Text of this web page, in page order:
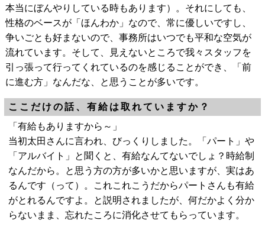
本当にぼんやりしている時もあります）。それにしても、
性格のベースが「ほんわか」なので、常に優しいですし、
争いごとも好まないので、事務所はいつでも平和な空気が
流れています。そして、見えないところで我々スタッフを
引っ張って行ってくれているのを感じることができ、「前
に進む方」なんだな、と思うことが多いです。
ここだけの話、有給は取れていますか？
「有給もありますから～」
当初太田さんに言われ、びっくりしました。「パート」や
「アルバイト」と聞くと、有給なんてないでしょ？時給制
なんだから。と思う方の方が多いかと思いますが、実はあ
るんです（って）。これこれこうだからパートさんも有給
がとれるんですよ。と説明されましたが、何だかよく分か
らないまま、忘れたころに消化させてもらっています。